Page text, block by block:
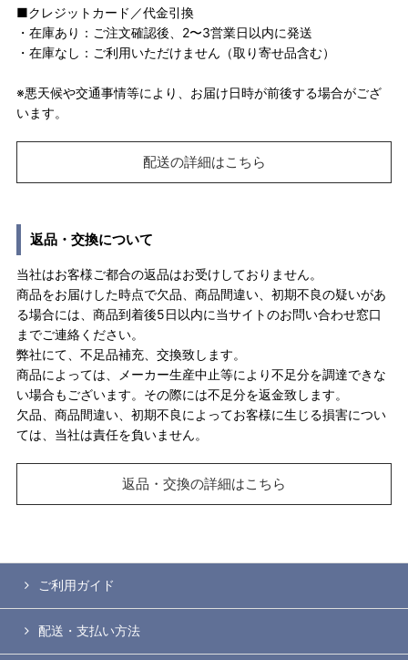
■クレジットカード／代金引換
・在庫あり：ご注文確認後、2〜3営業日以内に発送
・在庫なし：ご利用いただけません（取り寄せ品含む）
※悪天候や交通事情等により、お届け日時が前後する場合がござ
います。
配送の詳細はこちら
返品・交換について
当社はお客様ご都合の返品はお受けしておりません。
商品をお届けした時点で欠品、商品間違い、初期不良の疑いがあ
る場合には、商品到着後5日以内に当サイトのお問い合わせ窓口
までご連絡ください。
弊社にて、不足品補充、交換致します。
商品によっては、メーカー生産中止等により不足分を調達できな
い場合もございます。その際には不足分を返金致します。
欠品、商品間違い、初期不良によってお客様に生じる損害につい
ては、当社は責任を負いません。
返品・交換の詳細はこちら
ご利用ガイド
配送・支払い方法